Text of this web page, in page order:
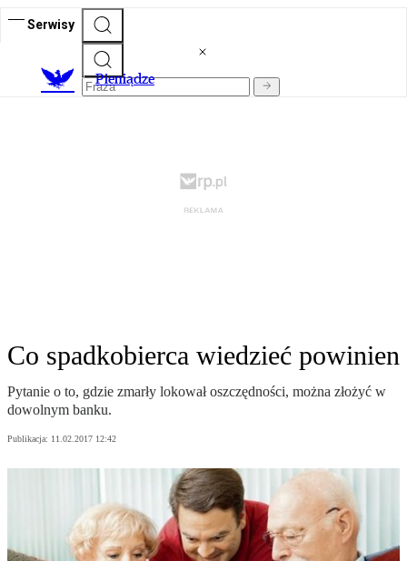
Serwisy
Pieniądze
Co spadkobierca wiedzieć powinien
Pytanie o to, gdzie zmarły lokował oszczędności, można złożyć w
dowolnym banku.
Publikacja: 11.02.2017 12:42